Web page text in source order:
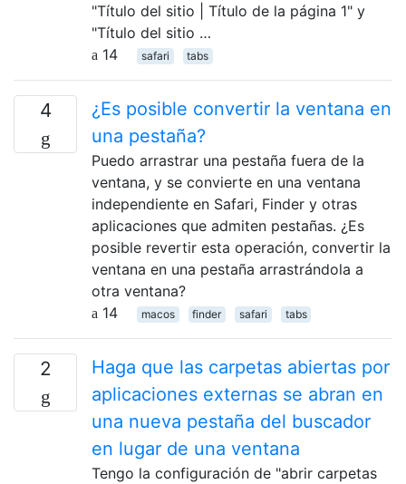
"Título del sitio | Título de la página 1" y
"Título del sitio …
14
safari tabs
4
¿Es posible convertir la ventana en
una pestaña?
Puedo arrastrar una pestaña fuera de la
ventana, y se convierte en una ventana
independiente en Safari, Finder y otras
aplicaciones que admiten pestañas. ¿Es
posible revertir esta operación, convertir la
ventana en una pestaña arrastrándola a
otra ventana?
14
macos finder safari tabs
2
Haga que las carpetas abiertas por
aplicaciones externas se abran en
una nueva pestaña del buscador
en lugar de una ventana
Tengo la configuración de "abrir carpetas